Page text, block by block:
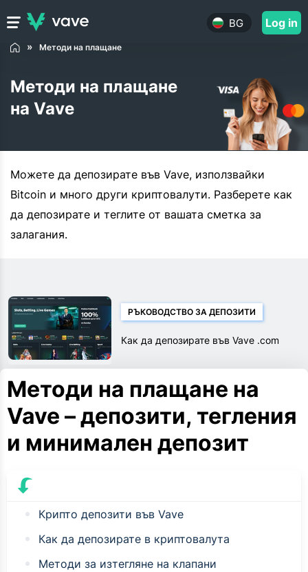
BG Log in
Методи на плащане
Методи на плащане
на Vave
Можете да депозирате във Vave, използвайки
Bitcoin и много други криптовалути. Разберете как
да депозирате и теглите от вашата сметка за
залагания.
РЪКОВОДСТВО ЗА ДЕПОЗИТИ
Как да депозирате във Vave .com
Методи на плащане на
Vave – депозити, тегления
и минимален депозит
Крипто депозити във Vave
Как да депозирате в криптовалута
Методи за изтегляне на клапани